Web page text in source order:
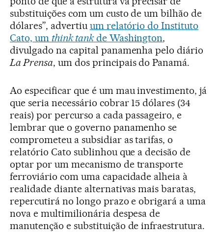
substituições com um custo de um bilhão de
dólares”, advertiu um relatório do Instituto
Cato, um think tankde Washington,
divulgado na capital panamenha pelo diário
La Prensa, um dos principais do Panamá.
Ao especificar que é um mau investimento, já
que seria necessário cobrar 15 dólares (34
reais) por percurso a cada passageiro, e
lembrar que o governo panamenho se
comprometeu a subsidiar as tarifas, o
relatório Cato sublinhou que a decisão de
optar por um mecanismo de transporte
ferroviário com uma capacidade alheia à
realidade diante alternativas mais baratas,
repercutirá no longo prazo e obrigará a uma
nova e multimilionária despesa de
manutenção e substituição de infraestrutura.